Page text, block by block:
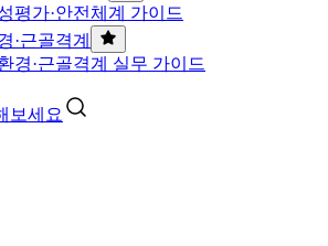
평가·안전체계 가이드
·근골격계
경·근골격계 실무 가이드
보세요